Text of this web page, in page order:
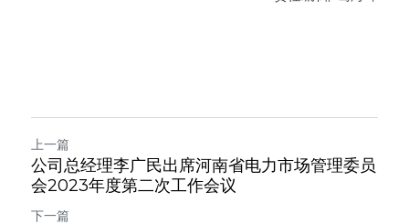
上一篇
公司总经理李广民出席河南省电力市场管理委员
会2023年度第二次工作会议
下一篇